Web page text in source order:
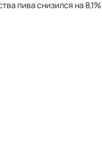
пива снизился на